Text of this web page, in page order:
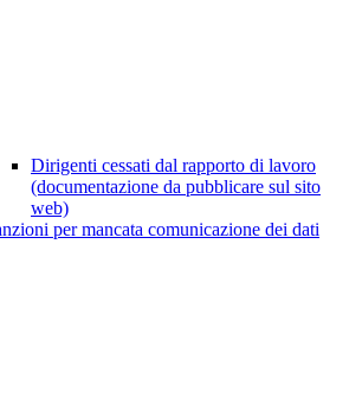
Dirigenti cessati dal rapporto di lavoro
(documentazione da pubblicare sul sito
web)
per mancata comunicazione dei dati